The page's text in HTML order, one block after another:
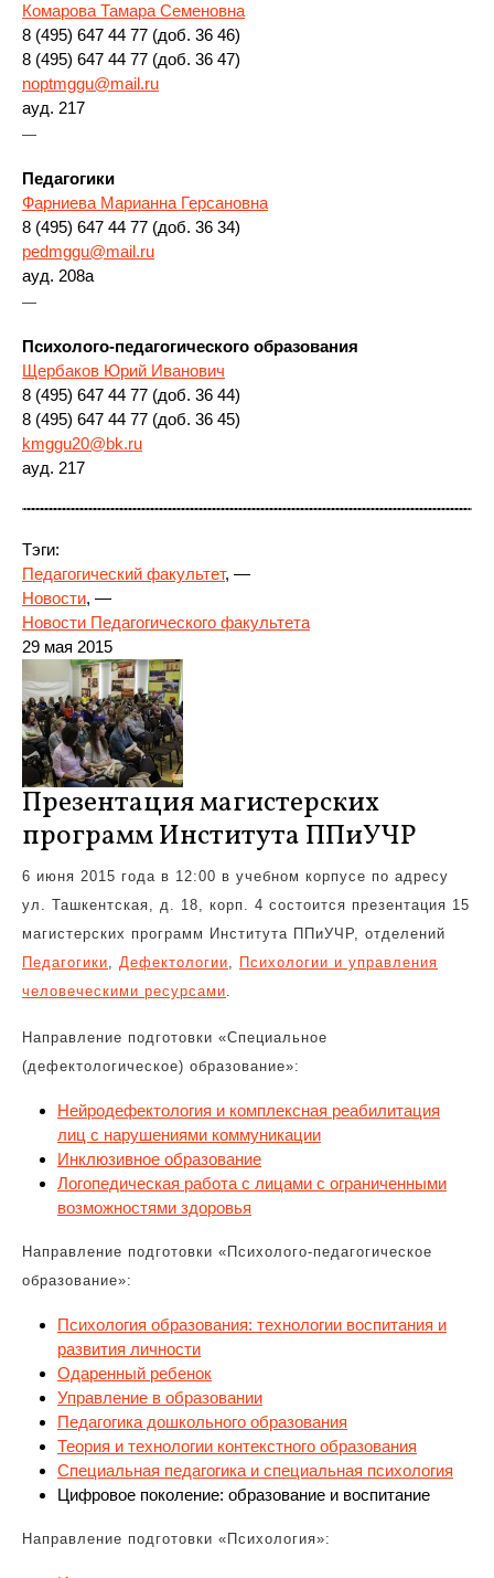
Комарова Тамара Семеновна
8 (495) 647 44 77 (доб. 36 46)
8 (495) 647 44 77 (доб. 36 47)
noptmggu@mail.ru
ауд. 217
—
Педагогики
Фарниева Марианна Герсановна
8 (495) 647 44 77 (доб. 36 34)
pedmggu@mail.ru
ауд. 208а
—
Психолого-педагогического образования
Щербаков Юрий Иванович
8 (495) 647 44 77 (доб. 36 44)
8 (495) 647 44 77 (доб. 36 45)
kmggu20@bk.ru
ауд. 217
Тэги:
Педагогический факультет, —
Новости, —
Новости Педагогического факультета
29 мая 2015
Презентация магистерских
программ Института ППиУЧР
6 июня 2015 года в 12:00 в учебном корпусе по адресу
ул. Ташкентская, д. 18, корп. 4 состоится презентация 15
магистерских программ Института ППиУЧР, отделений
Педагогики, Дефектологии, Психологии и управления
человеческими ресурсами.
Направление подготовки «Специальное
(дефектологическое) образование»:
Нейродефектология и комплексная реабилитация
лиц с нарушениями коммуникации
Инклюзивное образование
Логопедическая работа с лицами с ограниченными
возможностями здоровья
Направление подготовки «Психолого-педагогическое
образование»:
Психология образования: технологии воспитания и
развития личности
Одаренный ребенок
Управление в образовании
Педагогика дошкольного образования
Теория и технологии контекстного образования
Специальная педагогика и специальная психология
Цифровое поколение: образование и воспитание
Направление подготовки «Психология»: